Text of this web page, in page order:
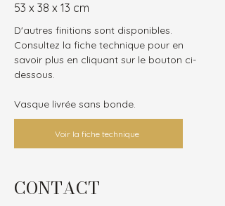
53 x 38 x 13 cm
D'autres finitions sont disponibles.
Consultez la fiche technique pour en
savoir plus en cliquant sur le bouton ci-
dessous.
Vasque livrée sans bonde.
Voir la fiche technique
CONTACT